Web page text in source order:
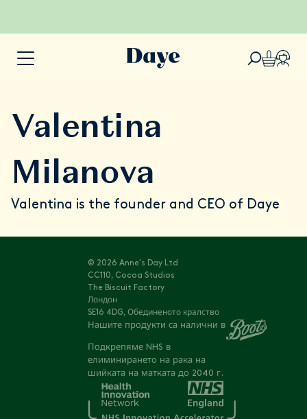
Valentina
Milanova
Valentina is the founder and CEO of Daye
© 2026 Anne's Day Ltd
CC110, Cocoa Studios
The Biscuit Factory
Лондон
SE16 4DG, Обединеното кралство
Нашите продукти са налични в
Подкрепяме NHS в
елиминирането на рака на
шийката на матката до 2040 г.